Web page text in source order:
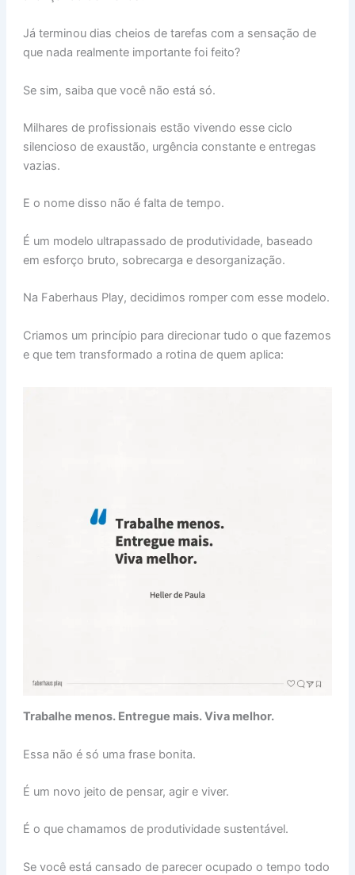
Já terminou dias cheios de tarefas com a sensação de
que nada realmente importante foi feito?
Se sim, saiba que você não está só.
Milhares de profissionais estão vivendo esse ciclo
silencioso de exaustão, urgência constante e entregas
vazias.
E o nome disso não é falta de tempo.
É um modelo ultrapassado de produtividade, baseado
em esforço bruto, sobrecarga e desorganização.
Na Faberhaus Play, decidimos romper com esse modelo.
Criamos um princípio para direcionar tudo o que fazemos
e que tem transformado a rotina de quem aplica:
Trabalhe menos. Entregue mais. Viva melhor.
Essa não é só uma frase bonita.
É um novo jeito de pensar, agir e viver.
É o que chamamos de produtividade sustentável.
Se você está cansado de parecer ocupado o tempo todo